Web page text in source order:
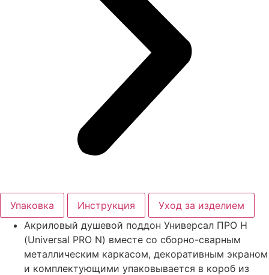
Упаковка Инструкция
Уход за изделием
Акриловый душевой поддон Универсал ПРО Н
(Universal PRO N) вместе со сборно-сварным
металлическим каркасом, декоративным экраном
и комплектующими упаковывается в короб из